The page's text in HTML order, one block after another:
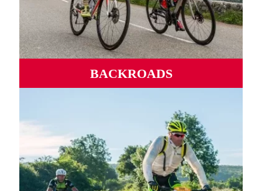
BACKROADS
sinueuses d'un océan à l'autre.
PLUS D'INFORMATIONS